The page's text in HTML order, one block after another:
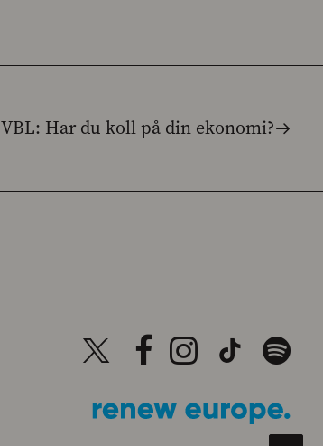
VBL: Har du koll på din ekonomi?